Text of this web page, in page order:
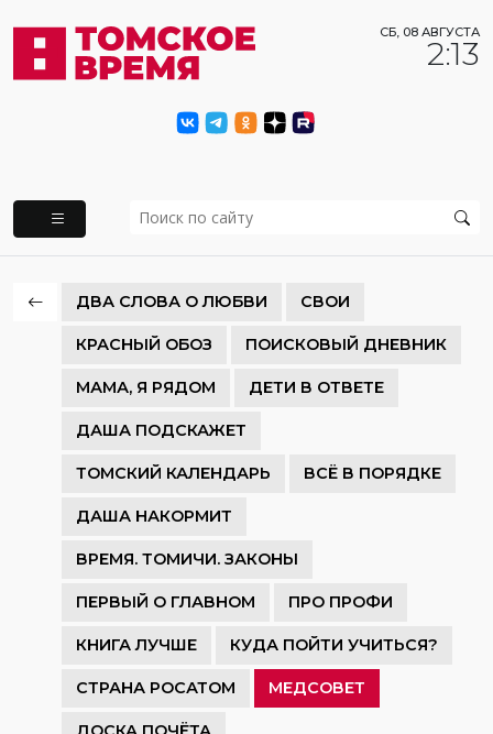
СБ, 08 АВГУСТА
2:13
ДВА СЛОВА О ЛЮБВИ СВОИ
КРАСНЫЙ ОБОЗ ПОИСКОВЫЙ ДНЕВНИК
МАМА, Я РЯДОМ ДЕТИ В ОТВЕТЕ
ДАША ПОДСКАЖЕТ
ТОМСКИЙ КАЛЕНДАРЬ ВСЁ В ПОРЯДКЕ
ДАША НАКОРМИТ
ВРЕМЯ. ТОМИЧИ. ЗАКОНЫ
ПЕРВЫЙ О ГЛАВНОМ ПРО ПРОФИ
КНИГА ЛУЧШЕ КУДА ПОЙТИ УЧИТЬСЯ?
СТРАНА РОСАТОМ МЕДСОВЕТ